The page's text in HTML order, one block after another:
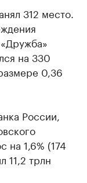
312 место.
на 330
0,36
России,
на 1,6% (174
11,2 трлн